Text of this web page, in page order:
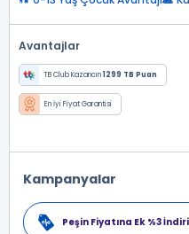
Avantajlar
TB Club Kazancın1299 TB Puan
En İyi Fiyat Garantisi
Kampanyalar
Peşin Fiyatına Ek %3